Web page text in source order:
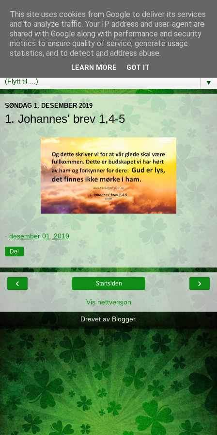
Bibelutfordringen
En bibelleseplan som hjelper deg med å lese gjennom hele
Bibelen på ett år!
▼
SØNDAG 1. DESEMBER 2019
1. Johannes' brev 1,4-5
- desember 01, 2019
Del
‹ ›
Startsiden
Vis nettversjon
Drevet av Blogger.
This site uses cookies from Google to deliver its services
and to analyze traffic. Your IP address and user-agent are
shared with Google along with performance and security
metrics to ensure quality of service, generate usage
statistics, and to detect and address abuse.
LEARN MORE GOT IT